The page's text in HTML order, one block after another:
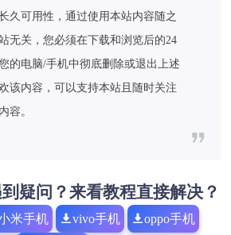
久可用性，通过使用本站内容随之
无关，您必须在下载和浏览后的24
的电脑/手机中彻底删除或退出上述
该内容，可以支持本站且随时关注
容。
疑问？来看教程直接解决？
米手机 vivo手机 oppo手机